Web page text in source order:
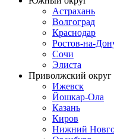
Астрахань
Волгоград
Краснодар
Ростов-на-
Сочи
Элиста
Приволжский округ
Ижевск
Йошкар-Ола
Казань
Киров
Нижний